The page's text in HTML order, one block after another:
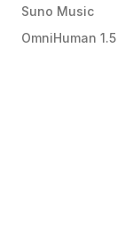
Suno Music
OmniHuman 1.5